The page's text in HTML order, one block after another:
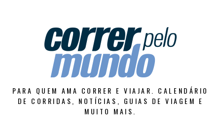
PARA QUEM AMA CORRER E VIAJAR. CALENDÁRIO
DE CORRIDAS, NOTÍCIAS, GUIAS DE VIAGEM E
MUITO MAIS.